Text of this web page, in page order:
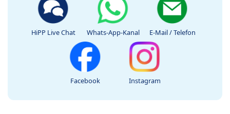
HiPP Live Chat Whats-App-Kanal E-Mail / Telefon
Facebook Instagram